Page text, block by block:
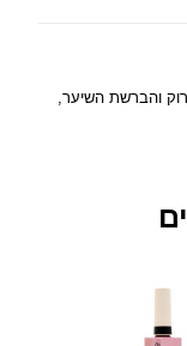
והברשת השיער,